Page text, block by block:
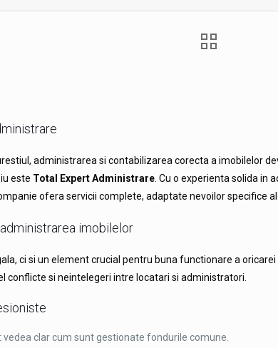
administrarea si contabilizarea corecta a imobilelor
este Total Expert Administrare . Cu o experienta solida
ofera servicii complete, adaptate nevoilor specifice
imobilelor
ci si un element crucial pentru buna functionare a
conflicte si neintelegeri intre locatari si administratori.
vedea clar cum sunt gestionate fondurile comune.